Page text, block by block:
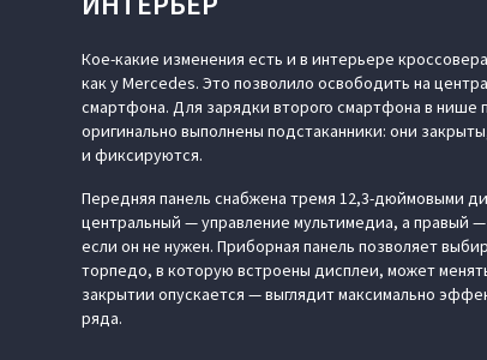
Кое-какие изменения есть и в интерьере
как у Mercedes. Это позволило освободить на
смартфона. Для зарядки второго смартфона в нише
оригинально выполнены подстаканники: они
и фиксируются.
Передняя панель снабжена тремя 12,3-дюймовыми
центральный — управление мультимедиа, а правый
если он не нужен. Приборная панель позволяет
торпедо, в которую встроены дисплеи, может
закрытии опускается — выглядит максимально
ряда.